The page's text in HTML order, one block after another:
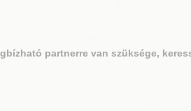
partnerre van szüksége,